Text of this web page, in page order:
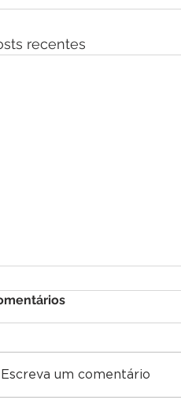
recentes
Escreva um comentário